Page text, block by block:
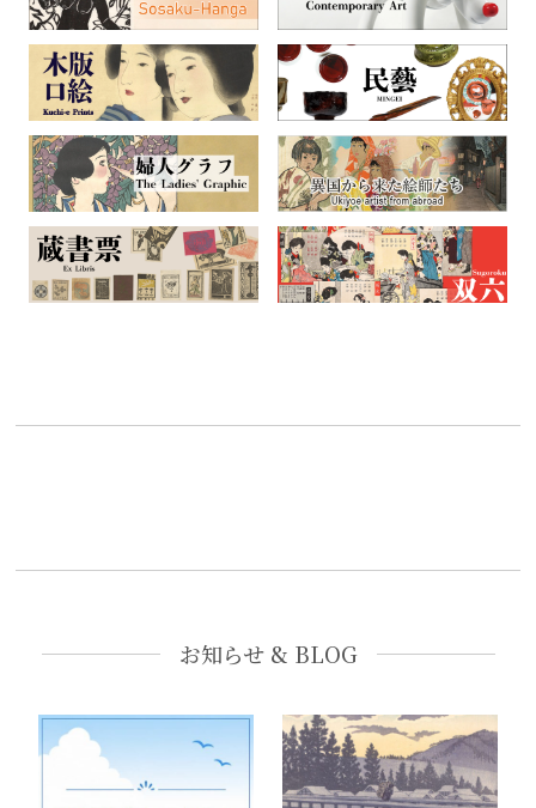
お知らせ & BLOG